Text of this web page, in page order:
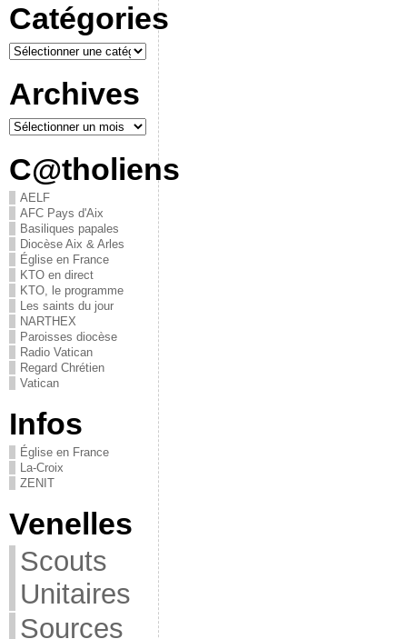
Catégories
Archives
C@tholiens
AELF
AFC Pays d'Aix
Basiliques papales
Diocèse Aix & Arles
Église en France
KTO en direct
KTO, le programme
Les saints du jour
NARTHEX
Paroisses diocèse
Radio Vatican
Regard Chrétien
Vatican
Infos
Église en France
La-Croix
ZENIT
Venelles
Scouts
Unitaires
Sources